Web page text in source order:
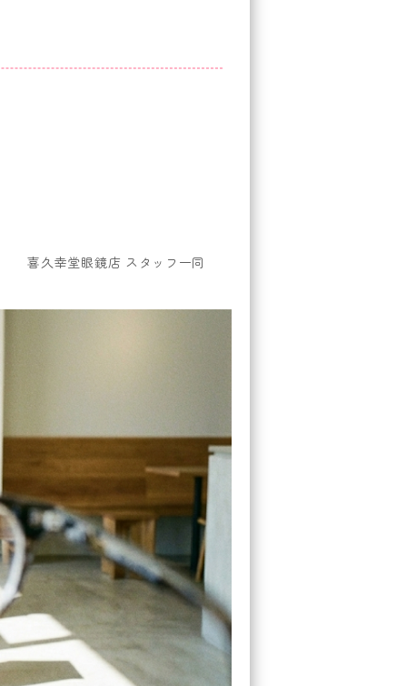
喜久幸堂眼鏡店 スタッフ一同